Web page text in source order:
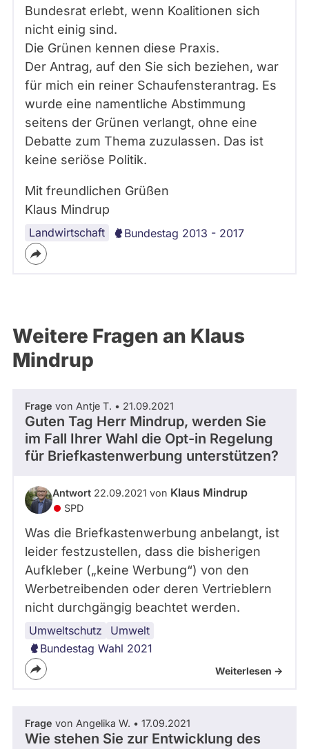
Bundesrat erlebt, wenn Koalitionen sich
nicht einig sind.
Die Grünen kennen diese Praxis.
Der Antrag, auf den Sie sich beziehen, war
für mich ein reiner Schaufensterantrag. Es
wurde eine namentliche Abstimmung
seitens der Grünen verlangt, ohne eine
Debatte zum Thema zuzulassen. Das ist
keine seriöse Politik.
Mit freundlichen Grüßen
Klaus Mindrup
Landwirtschaft Bundestag 2013 - 2017
Weitere Fragen an Klaus
Mindrup
Frage von Antje T. • 21.09.2021
Guten Tag Herr Mindrup, werden Sie
im Fall Ihrer Wahl die Opt-in Regelung
für Briefkastenwerbung unterstützen?
Antwort 22.09.2021 von Klaus Mindrup
SPD
Was die Briefkastenwerbung anbelangt, ist
leider festzustellen, dass die bisherigen
Aufkleber („keine Werbung“) von den
Werbetreibenden oder deren Vertrieblern
nicht durchgängig beachtet werden.
Umweltschutz Umwelt
Werbung
Bundestag Wahl 2021
Weiterlesen ->
Frage von Angelika W. • 17.09.2021
Wie stehen Sie zur Entwicklung des